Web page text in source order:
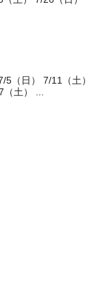
（日） 7/11（土）
土） ...